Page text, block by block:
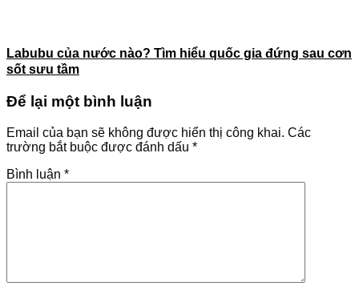
Labubu của nước nào? Tìm hiểu quốc gia đứng sau cơn
sốt sưu tầm
Để lại một bình luận
Email của bạn sẽ không được hiển thị công khai. Các
trường bắt buộc được đánh dấu *
Bình luận *